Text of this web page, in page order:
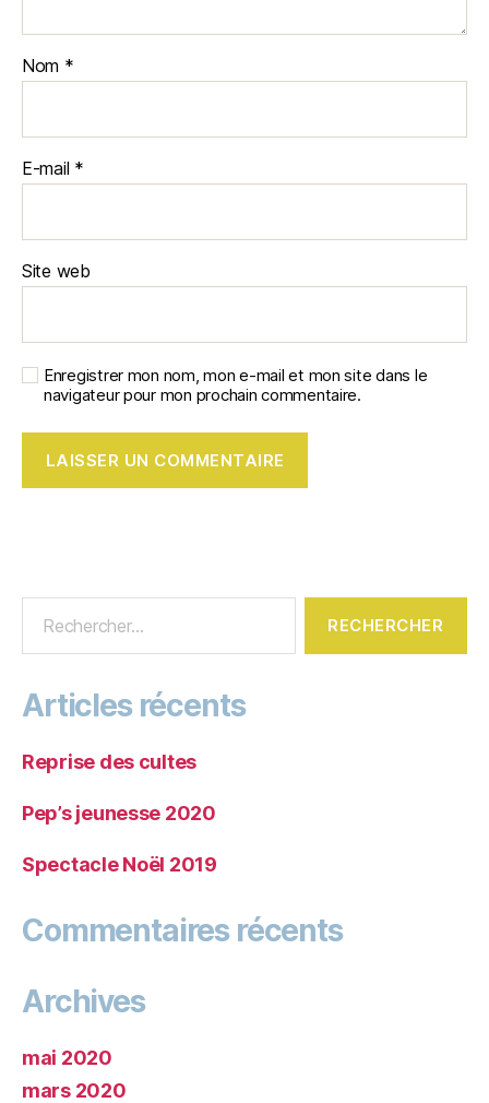
Nom *
E-mail *
Site web
Enregistrer mon nom, mon e-mail et mon site dans le
navigateur pour mon prochain commentaire.
Articles récents
Reprise des cultes
Pep’s jeunesse 2020
Spectacle Noël 2019
Commentaires récents
Archives
mai 2020
mars 2020